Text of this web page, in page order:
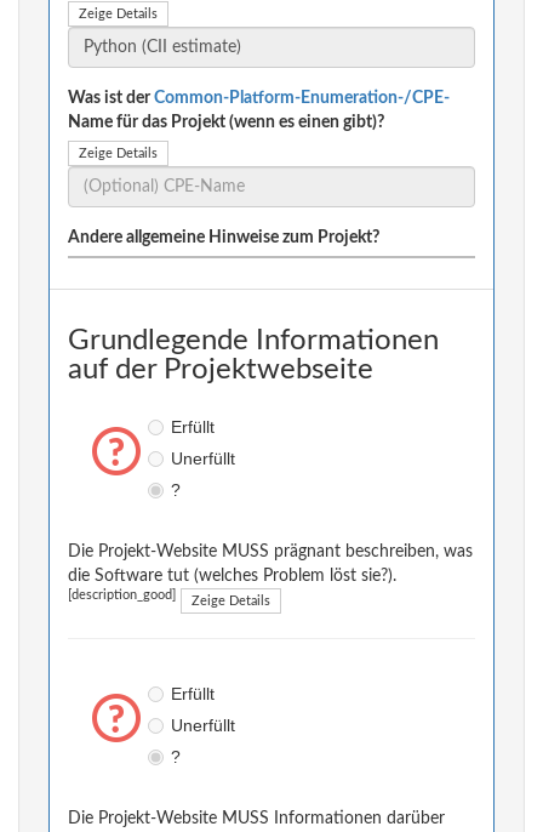
Zeige Details
Was ist derCommon-Platform-Enumeration-/CPE-
Name für das Projekt (wenn es einen gibt)?
Zeige Details
Andere allgemeine Hinweise zum Projekt?
Grundlegende Informationen
auf der Projektwebseite
Erfüllt
Unerfüllt
?
Die Projekt-Website MUSS prägnant beschreiben, was
die Software tut (welches Problem löst sie?).
[description_good] Zeige Details
Erfüllt
Unerfüllt
?
Die Projekt-Website MUSS Informationen darüber